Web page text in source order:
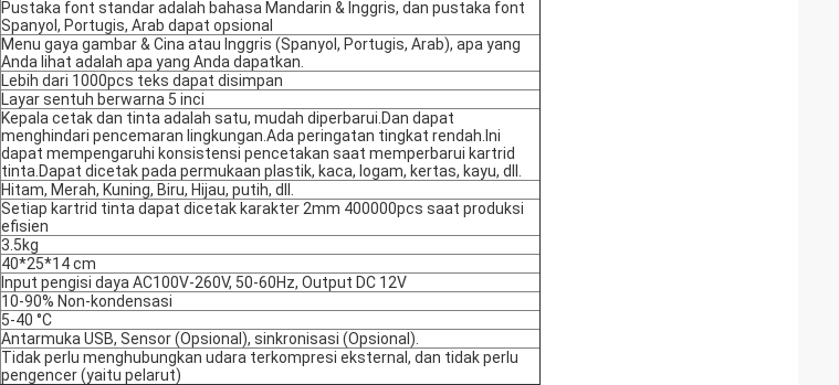
Pustaka font standar adalah bahasa Mandarin & Inggris, dan pustaka font
Spanyol, Portugis, Arab dapat opsional
Menu gaya gambar & Cina atau Inggris (Spanyol, Portugis, Arab), apa yang
Anda lihat adalah apa yang Anda dapatkan.
Lebih dari 1000pcs teks dapat disimpan
Layar sentuh berwarna 5 inci
Kepala cetak dan tinta adalah satu, mudah diperbarui.Dan dapat
menghindari pencemaran lingkungan.Ada peringatan tingkat rendah.Ini
dapat mempengaruhi konsistensi pencetakan saat memperbarui kartrid
tinta.Dapat dicetak pada permukaan plastik, kaca, logam, kertas, kayu, dll.
Hitam, Merah, Kuning, Biru, Hijau, putih, dll.
Setiap kartrid tinta dapat dicetak karakter 2mm 400000pcs saat produksi
efisien
3.5kg
40*25*14 cm
Input pengisi daya AC100V-260V, 50-60Hz, Output DC 12V
10-90% Non-kondensasi
5-40 °C
Antarmuka USB, Sensor (Opsional), sinkronisasi (Opsional).
Tidak perlu menghubungkan udara terkompresi eksternal, dan tidak perlu
pengencer (yaitu pelarut)